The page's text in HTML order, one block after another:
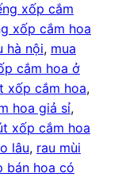
xốp cắm
xốp cắm hoa
hà nội, mua
cắm hoa ở
xốp cắm hoa ,
hoa giả sỉ,
xốp cắm hoa
lâu, rau mùi
bán hoa có